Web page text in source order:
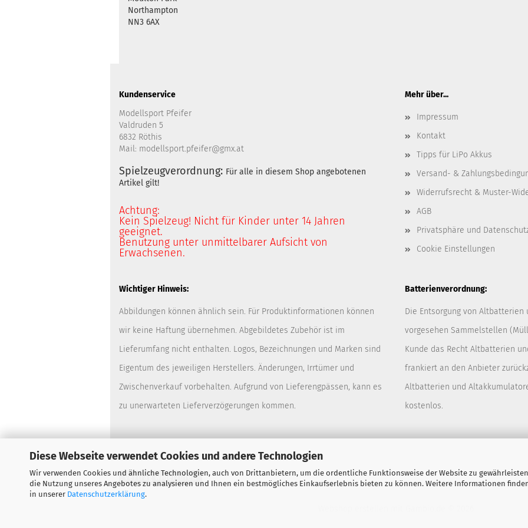
Diese Webseite verwendet Cookies und andere Technologien
Wir verwenden Cookies und ähnliche Technologien, auch von Drittanbietern, um die ordentliche Funktionsweise der Website zu
die Nutzung unseres Angebotes zu analysieren und Ihnen ein bestmögliches Einkaufserlebnis bieten zu können. Weitere Informationen
in unserer Datenschutzerklärung.
Northampton
NN3 6AX
Kundenservice
Modellsport Pfeifer
Valdruden 5
6832 Röthis
Mail: modellsport.pfeifer@gmx.at
Spielzeugverordnung: Für alle in diesem Shop angebotenen
Artikel gilt!
Achtung:
Kein Spielzeug! Nicht für Kinder unter 14 Jahren
geeignet.
Benutzung unter unmittelbarer Aufsicht von
Erwachsenen.
Mehr über...
Impressum
Kontakt
Tipps für LiPo Akkus
Versand- &
Widerrufsrecht & Muster-
AGB
Privatsphäre und
Cookie Einstellungen
Wichtiger Hinweis:
Abbildungen können ähnlich sein. Für Produktinformationen können
wir keine Haftung übernehmen. Abgebildetes Zubehör ist im
Lieferumfang nicht enthalten. Logos, Bezeichnungen und Marken sind
Eigentum des jeweiligen Herstellers. Änderungen, Irrtümer und
Zwischenverkauf vorbehalten. Aufgrund von Lieferengpässen, kann es
zu unerwarteten Lieferverzögerungen kommen.
Batterienverordnung:
Die Entsorgung von
vorgesehen Sammelstellen
Kunde das Recht Altbatterien
frankiert an den Anbieter
Altbatterien und
kostenlos.
Vertrag widerrufen